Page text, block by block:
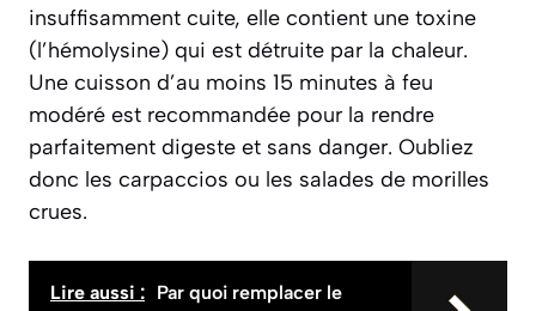
insuffisamment cuite, elle contient une toxine
(l’hémolysine) qui est détruite par la chaleur.
Une cuisson d’au moins 15 minutes à feu
modéré est recommandée pour la rendre
parfaitement digeste et sans danger. Oubliez
donc les carpaccios ou les salades de morilles
crues.
Lire aussi : Par quoi remplacer le